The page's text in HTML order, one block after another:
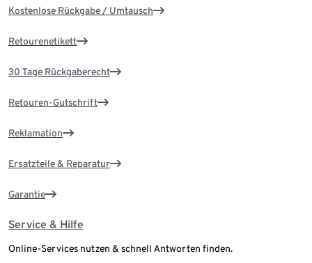
Kostenlose Rückgabe / Umtausch
Retourenetikett
30 Tage Rückgaberecht
Retouren-Gutschrift
Reklamation
Ersatzteile & Reparatur
Garantie
Service & Hilfe
Online-Services nutzen & schnell Antworten finden.